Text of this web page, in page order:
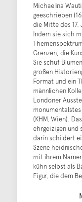
Michaelina
geeschrieben
die Mitte des 17.
Indem sie sich
Grenzen, die
Sie schuf
großen
Format und ein
männlichen
Londoner
(KHM, Wien).
ehrgeizigen und
darin schildert
Szene
mit ihrem
kühn selbst als
Figur, die dem